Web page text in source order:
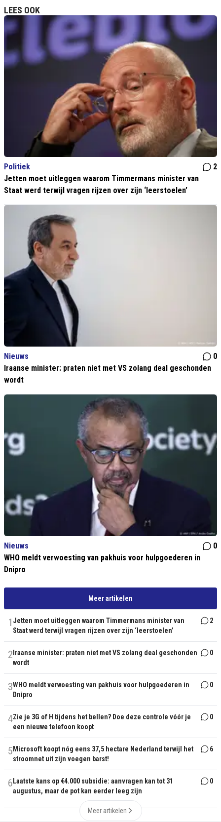
LEES OOK
Politiek
2
Jetten moet uitleggen waarom Timmermans minister van
Staat werd terwijl vragen rijzen over zijn ‘leerstoelen’
Nieuws
0
Iraanse minister: praten niet met VS zolang deal geschonden
wordt
Nieuws
0
WHO meldt verwoesting van pakhuis voor hulpgoederen in
Dnipro
Meer artikelen
1 Jetten moet uitleggen waarom Timmermans minister van
Staat werd terwijl vragen rijzen over zijn ‘leerstoelen’
2
2 Iraanse minister: praten niet met VS zolang deal geschonden
wordt
0
3WHO meldt verwoesting van pakhuis voor hulpgoederen in
Dnipro
0
4Zie je 3G of H tijdens het bellen? Doe deze controle vóór je
een nieuwe telefoon koopt
0
5 Microsoft koopt nóg eens 37,5 hectare Nederland terwijl het
stroomnet uit zijn voegen barst!
6
6 Laatste kans op €4.000 subsidie: aanvragen kan tot 31
augustus, maar de pot kan eerder leeg zijn
0
Meer artikelen